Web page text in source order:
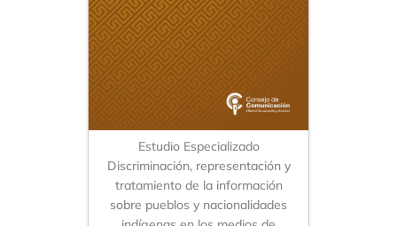
Estudio Especializado
Discriminación, representación y
tratamiento de la información
sobre pueblos y nacionalidades